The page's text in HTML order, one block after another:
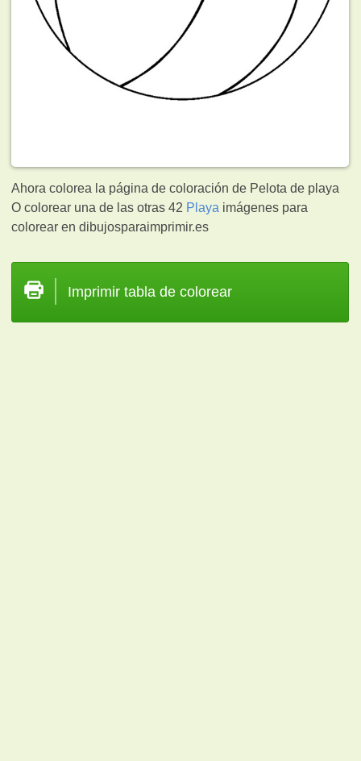
Ahora colorea la página de coloración de Pelota de playa
O colorear una de las otras 42 Playa imágenes para
colorear en dibujosparaimprimir.es
Imprimir tabla de colorear